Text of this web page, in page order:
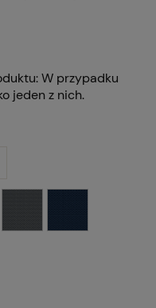
W przypadku
jeden z nich.